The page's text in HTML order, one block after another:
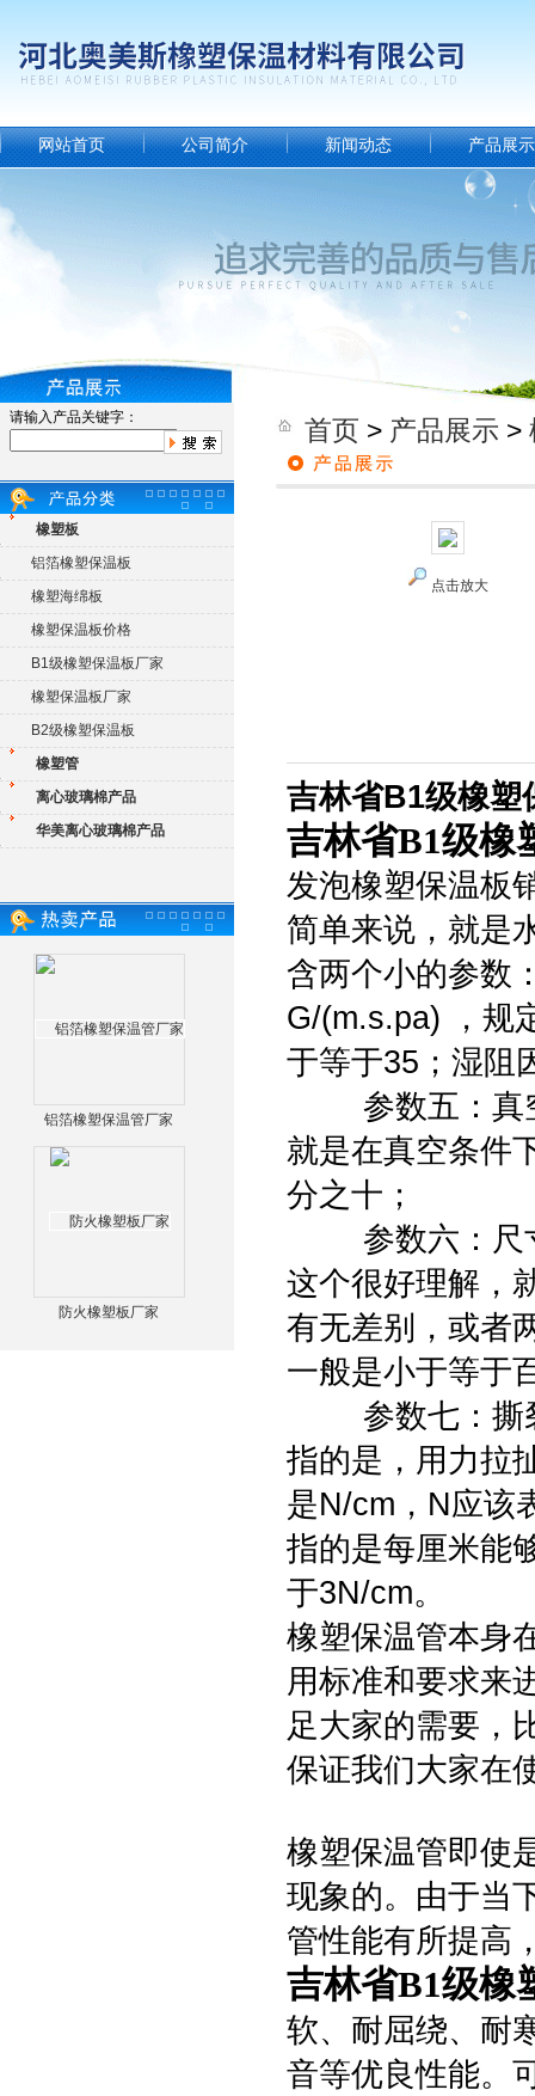
网站首页 公司简介 新闻动态 产品展示
请输入产品关键字：
橡塑板
铝箔橡塑保温板
橡塑海绵板
橡塑保温板价格
B1级橡塑保温板厂家
橡塑保温板厂家
B2级橡塑保温板
橡塑管
离心玻璃棉产品
华美离心玻璃棉产品
铝箔橡塑保温管厂家
防火橡塑板厂家
首页 > 产品展示 >
点击放大
吉林省B1级橡塑
吉林省B1级橡
发泡橡塑保温板
简单来说，就是
含两个小的参数
G/(m.s.pa) ，规
于等于35；湿阻
参数五：真
就是在真空条件
分之十；
参数六：尺
这个很好理解，
有无差别，或者
一般是小于等于
参数七：撕
指的是，用力拉
是N/cm，N应该
指的是每厘米能
于3N/cm。
橡塑保温管本身
用标准和要求来
足大家的需要，
保证我们大家在
橡塑保温管即使
现象的。由于当
管性能有所提高
吉林省B1级橡
软、耐屈绕、耐
音等优良性能。